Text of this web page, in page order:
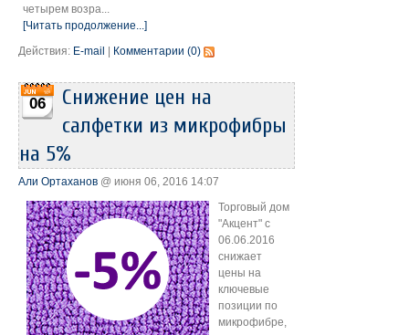
четырем возра...
[Читать продолжение...]
Действия: E-mail | Комментарии (0)
06
Снижение цен на
салфетки из микрофибры
на 5%
Али Ортаханов @ июня 06, 2016 14:07
Торговый дом
"Акцент" с
06.06.2016
снижает
цены на
ключевые
позиции по
микрофибре,